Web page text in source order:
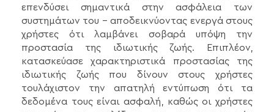
επενδύσει σημαντικά στην ασφάλεια των
συστημάτων του - αποδεικνύοντας ενεργά στους
χρήστες ότι λαμβάνει σοβαρά υπόψη την
προστασία της ιδιωτικής ζωής. Επιπλέον,
κατασκεύασε χαρακτηριστικά προστασίας της
ιδιωτικής ζωής που δίνουν στους χρήστες
τουλάχιστον την απατηλή εντύπωση ότι τα
δεδομένα τους είναι ασφαλή, καθώς οι χρήστες